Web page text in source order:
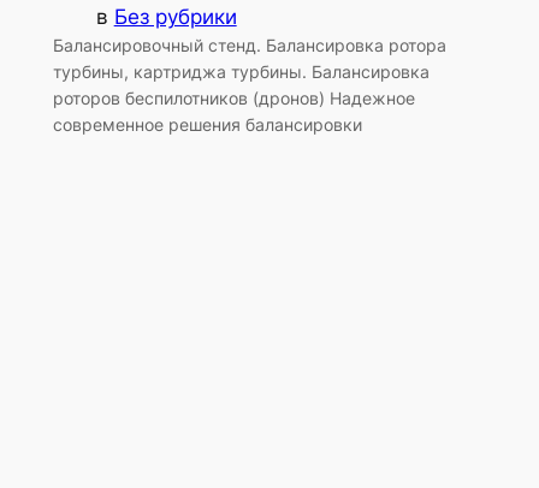
в Без рубрики
Балансировочный стенд. Балансировка ротора
турбины, картриджа турбины. Балансировка
роторов беспилотников (дронов) Надежное
современное решения балансировки